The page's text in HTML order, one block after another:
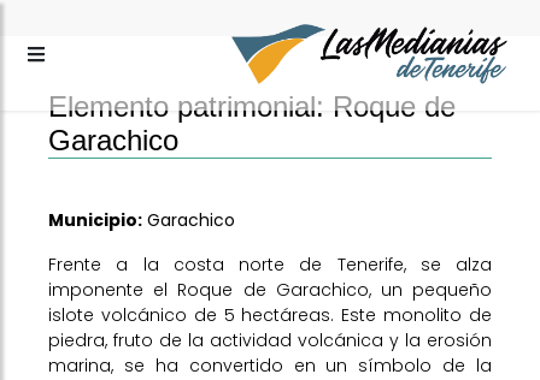
Elemento patrimonial: Roque de
Garachico
Municipio: Garachico
Frente a la costa norte de Tenerife, se alza
imponente el Roque de Garachico, un pequeño
islote volcánico de 5 hectáreas. Este monolito de
piedra, fruto de la actividad volcánica y la erosión
marina, se ha convertido en un símbolo de la